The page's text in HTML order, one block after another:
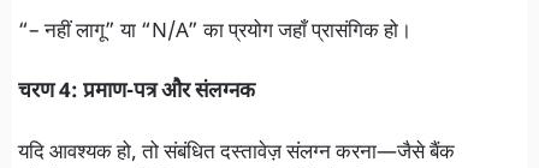
“– नहीं लागू” या “N/A” का प्रयोग जहाँ प्रासंगिक हो।
चरण 4: प्रमाण-पत्र और संलग्नक
यदि आवश्यक हो, तो संबंधित दस्तावेज़ संलग्न करना—जैसे बैंक